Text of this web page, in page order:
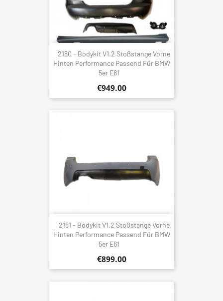
2180 - Bodykit V1.2 Stoßstange Vorne
Hinten Performance Passend Für BMW
5er E61
€949.00
2181 - Bodykit V1.2 Stoßstange Vorne
Hinten Performance Passend Für BMW
5er E61
€899.00